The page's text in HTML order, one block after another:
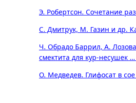
Э. Робертсон. Сочетание
С. Дмитрук, М. Газин и др.
Ч. Обрадо Баррил, А.
смектита для кур-несушек
О. Медведев. Глифосат в